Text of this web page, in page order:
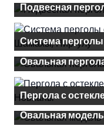
Подвесная
Овальная
Овальная